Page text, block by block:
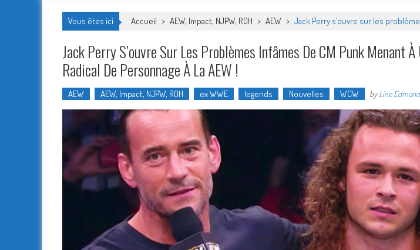
Vous êtes ici Accueil > AEW, Impact, NJPW, ROH > AEW > Jack Perry s’ouvre sur les
Jack Perry S’ouvre Sur Les Problèmes Infâmes De CM Punk Menant
Radical De Personnage À La AEW !
AEW AEW, Impact, NJPW, ROH ex WWE legends Nouvelles WCW byLine Edmond